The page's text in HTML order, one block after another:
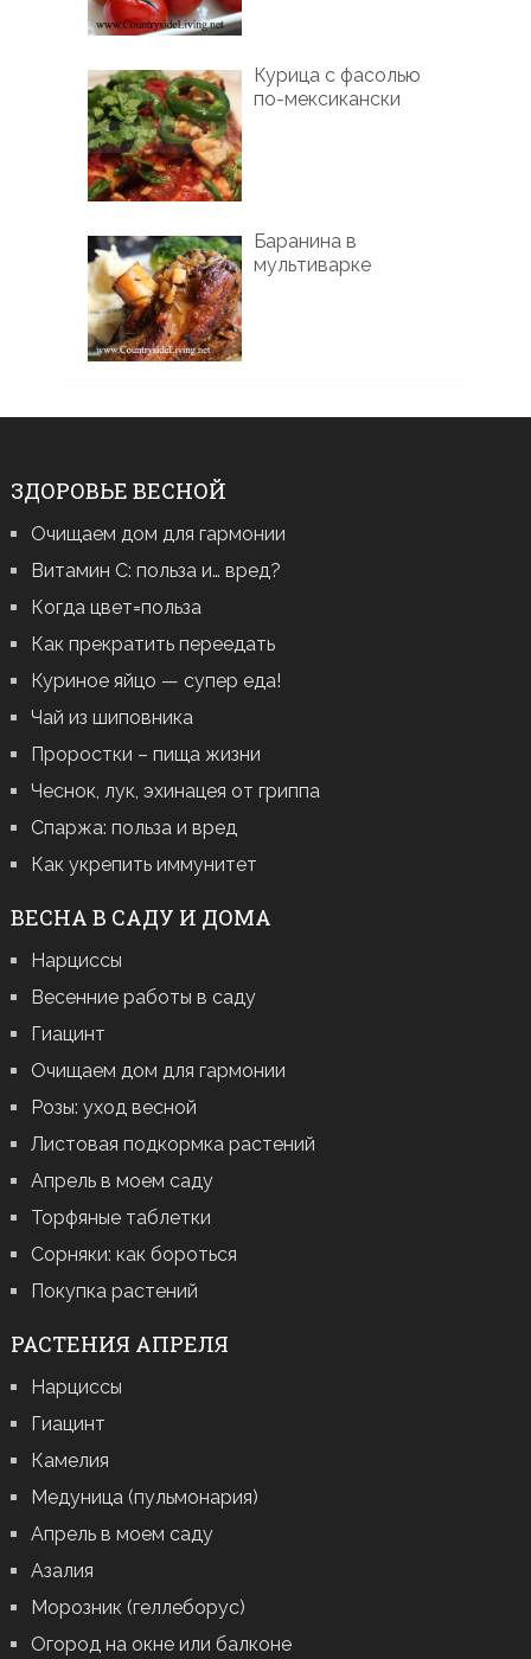
Курица с фасолью
по-мексикански
Баранина в
мультиварке
ЗДОРОВЬЕ ВЕСНОЙ
Очищаем дом для гармонии
Витамин С: польза и… вред?
Когда цвет=польза
Как прекратить переедать
Куриное яйцо — супер еда!
Чай из шиповника
Проростки – пища жизни
Чеснок, лук, эхинацея от гриппа
Спаржа: польза и вред
Как укрепить иммунитет
ВЕСНА В САДУ И ДОМА
Нарциссы
Весенние работы в саду
Гиацинт
Очищаем дом для гармонии
Розы: уход весной
Листовая подкормка растений
Апрель в моем саду
Торфяные таблетки
Сорняки: как бороться
Покупка растений
РАСТЕНИЯ АПРЕЛЯ
Нарциссы
Гиацинт
Камелия
Медуница (пульмонария)
Апрель в моем саду
Азалия
Морозник (геллеборус)
Огород на окне или балконе